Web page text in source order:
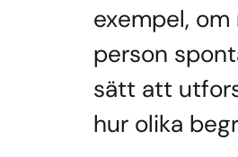
exempel, om
person
sätt att
hur olika